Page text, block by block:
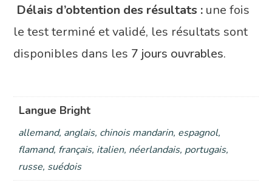
Délais d’obtention des résultats : une fois
le test terminé et validé, les résultats sont
disponibles dans les 7 jours ouvrables.
Langue Bright
allemand, anglais, chinois mandarin, espagnol,
flamand, français, italien, néerlandais, portugais,
russe, suédois